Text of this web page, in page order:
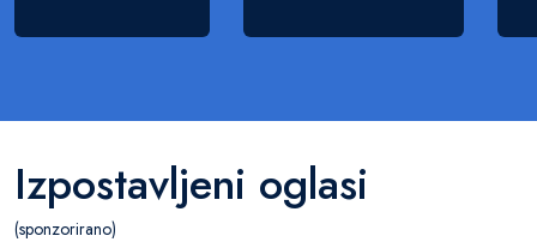
Izpostavljeni oglasi
(sponzorirano)